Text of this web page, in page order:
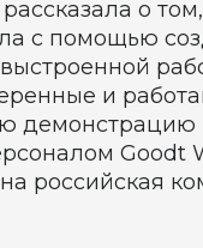
о
с помощью
и
демонстрацию
Goodt
российская